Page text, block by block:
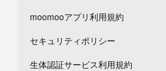
moomooアプリ利用規約
セキュリティポリシー
生体認証サービス利用規約